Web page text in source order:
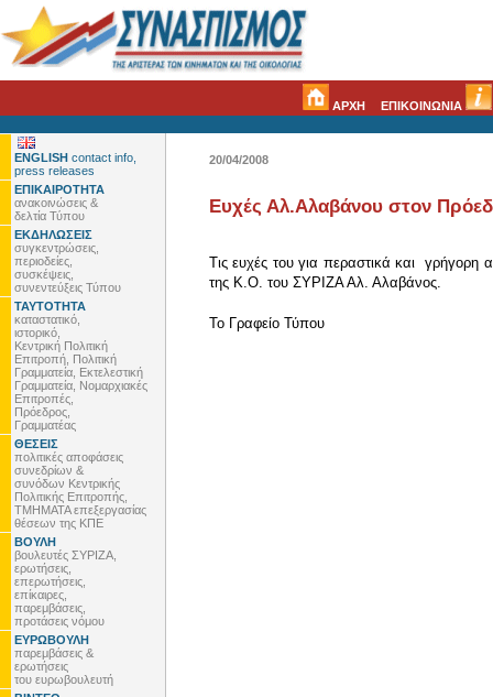
ΑΡΧΗ ΕΠΙΚΟΙΝΩΝΙΑ
ENGLISH contact info,
press releases
ΕΠΙΚΑΙΡΟΤΗΤΑ
ανακοινώσεις &
δελτία Τύπου
ΕΚΔΗΛΩΣΕΙΣ
συγκεντρώσεις,
περιοδείες,
συσκέψεις,
συνεντεύξεις Τύπου
ΤΑΥΤΟΤΗΤΑ
καταστατικό,
ιστορικό,
Κεντρική Πολιτική
Επιτροπή, Πολιτική
Γραμματεία, Εκτελεστική
Γραμματεία, Νομαρχιακές
Επιτροπές,
Πρόεδρος,
Γραμματέας
ΘΕΣΕΙΣ
πολιτικές αποφάσεις
συνεδρίων &
συνόδων Κεντρικής
Πολιτικής Επιτροπής,
ΤΜΗΜΑΤΑ επεξεργασίας
θέσεων της ΚΠΕ
ΒΟΥΛΗ
βουλευτές ΣΥΡΙΖΑ,
ερωτήσεις,
επερωτήσεις,
επίκαιρες,
παρεμβάσεις,
προτάσεις νόμου
ΕΥΡΩΒΟΥΛΗ
παρεμβάσεις &
ερωτήσεις
του ευρωβουλευτή
20/04/2008
Ευχές Αλ.Αλαβάνου στον
Τις ευχές του για περαστικά και
της Κ.Ο. του ΣΥΡΙΖΑ Αλ. Αλαβάνος.
To Γραφείο Τύπου